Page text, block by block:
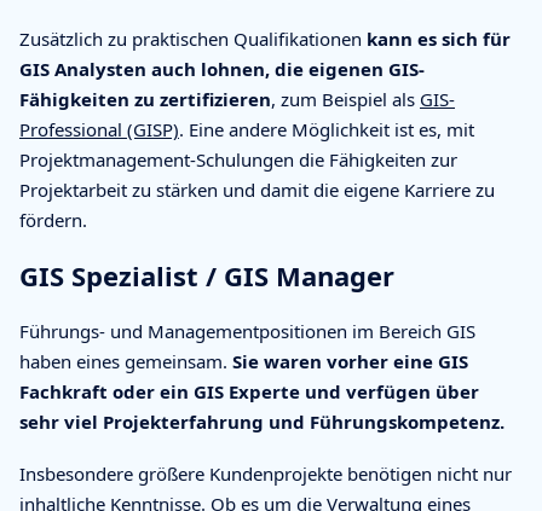
Zusätzlich zu praktischen Qualifikationen kann es sich für
GIS Analysten auch lohnen, die eigenen GIS-
Fähigkeiten zu zertifizieren, zum Beispiel als GIS-
Professional (GISP). Eine andere Möglichkeit ist es, mit
Projektmanagement-Schulungen die Fähigkeiten zur
Projektarbeit zu stärken und damit die eigene Karriere zu
fördern.
GIS Spezialist / GIS Manager
Führungs- und Managementpositionen im Bereich GIS
haben eines gemeinsam. Sie waren vorher eine GIS
Fachkraft oder ein GIS Experte und verfügen über
sehr viel Projekterfahrung und Führungskompetenz.
Insbesondere größere Kundenprojekte benötigen nicht nur
inhaltliche Kenntnisse. Ob es um die Verwaltung eines